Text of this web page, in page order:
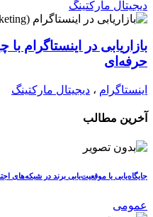
دیجیتال مارکتینگ
بازاریابی در اینستاگرام
حرفه‌ای
اینستاگرام ، دیجیتال مارکتینگ
آخرین مطالب
جایگاه‌یابی یا موقعیت‌یابی برند در شبکه‌های
عمومی